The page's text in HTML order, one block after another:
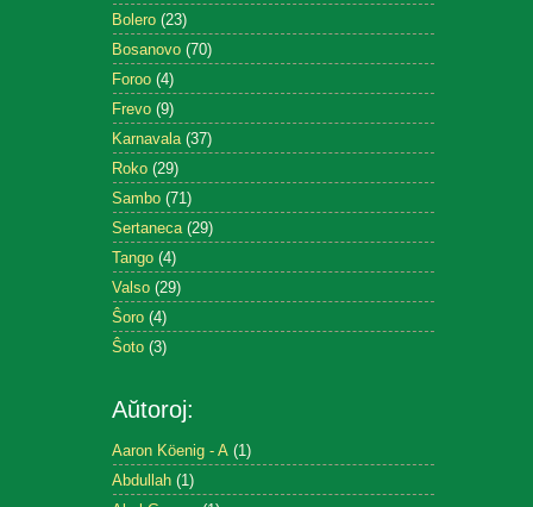
Bolero (23)
Bosanovo (70)
Foroo (4)
Frevo (9)
Karnavala (37)
Roko (29)
Sambo (71)
Sertaneca (29)
Tango (4)
Valso (29)
Ŝoro (4)
Ŝoto (3)
Aŭtoroj:
Aaron Köenig - A (1)
Abdullah (1)